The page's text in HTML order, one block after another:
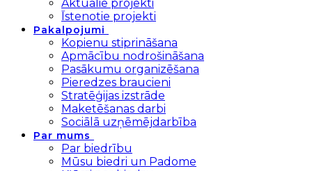
Aktuālie projekti
Īstenotie projekti
Pakalpojumi
Kopienu stiprināšana
Apmācību nodrošināšana
Pasākumu organizēšana
Pieredzes braucieni
Stratēģijas izstrāde
Maketēšanas darbi
Sociālā uzņēmējdarbība
Par mums
Par biedrību
Mūsu biedri un Padome